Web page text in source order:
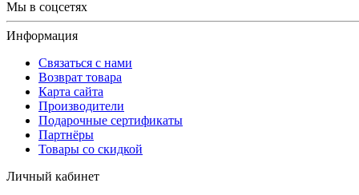
Мы в соцсетях
Информация
Связаться с нами
Возврат товара
Карта сайта
Производители
Подарочные сертификаты
Партнёры
Товары со скидкой
Личный кабинет